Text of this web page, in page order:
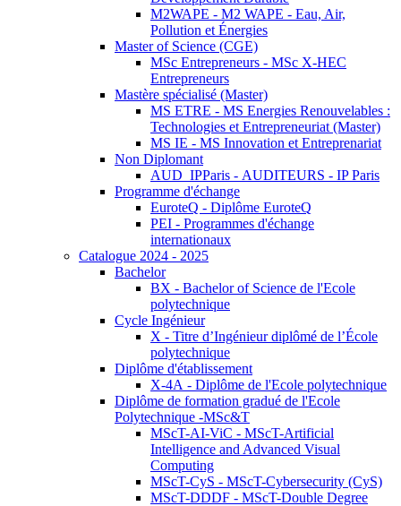
M2WAPE - M2 WAPE - Eau, Air,
Pollution et Énergies
Master of Science (CGE)
MSc Entrepreneurs - MSc X-HEC
Entrepreneurs
Mastère spécialisé (Master)
MS ETRE - MS Energies Renouvelables :
Technologies et Entrepreneuriat (Master)
MS IE - MS Innovation et Entreprenariat
Non Diplomant
AUD_IPParis - AUDITEURS - IP Paris
Programme d'échange
EuroteQ - Diplôme EuroteQ
PEI - Programmes d'échange
internationaux
Catalogue 2024 - 2025
Bachelor
BX - Bachelor of Science de l'Ecole
polytechnique
Cycle Ingénieur
X - Titre d’Ingénieur diplômé de l’École
polytechnique
Diplôme d'établissement
X-4A - Diplôme de l'Ecole polytechnique
Diplôme de formation gradué de l'Ecole
Polytechnique -MSc&T
MScT-AI-ViC - MScT-Artificial
Intelligence and Advanced Visual
Computing
MScT-CyS - MScT-Cybersecurity (CyS)
MScT-DDDF - MScT-Double Degree